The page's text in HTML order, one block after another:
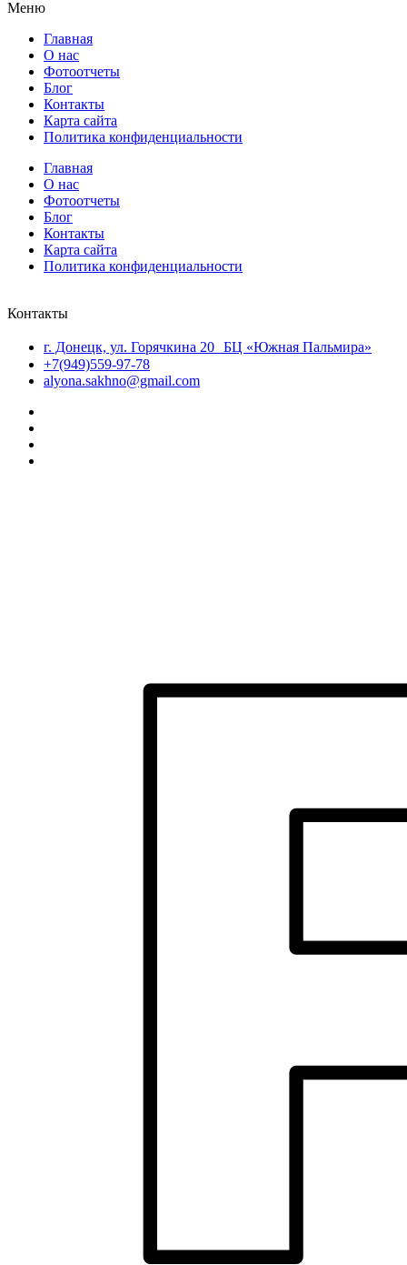
Меню
Главная
О нас
Фотоотчеты
Блог
Контакты
Карта сайта
Политика конфиденциальности
Главная
О нас
Фотоотчеты
Блог
Контакты
Карта сайта
Политика конфиденциальности
Контакты
г. Донецк, ул. Горячкина 20 БЦ «Южная Пальмира»
+7(949)559-97-78
alyona.sakhno@gmail.com